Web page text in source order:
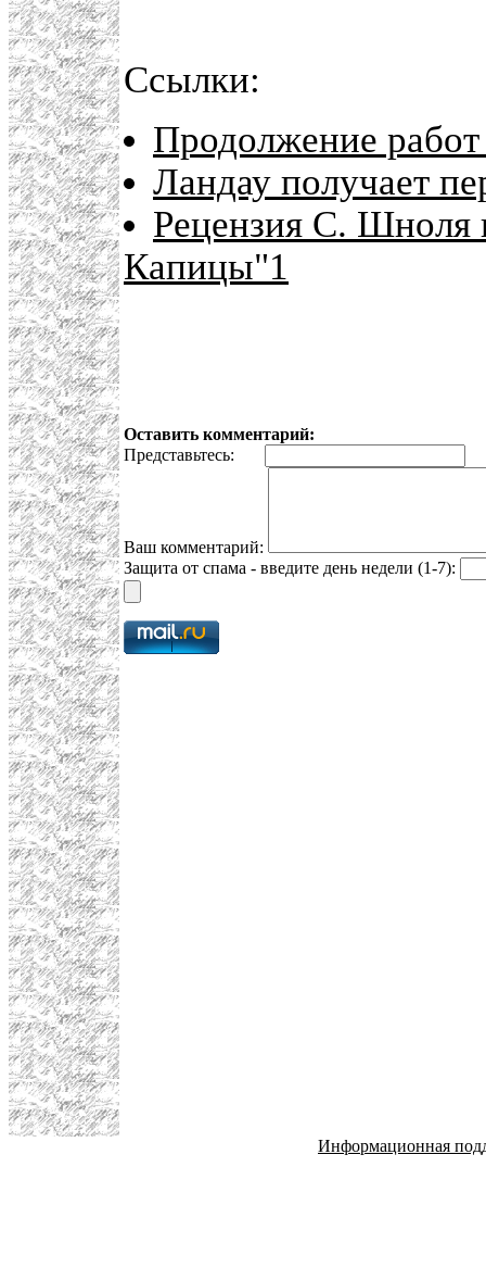
Ссылки:
Продолжение
Ландау получает
Рецензия С. Шноля
Капицы"1
Оставить комментарий:
Представьтесь:
Ваш комментарий:
Защита от спама - введите день недели (1-7):
Информационная